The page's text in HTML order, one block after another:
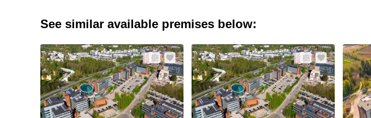
See similar available premises below: